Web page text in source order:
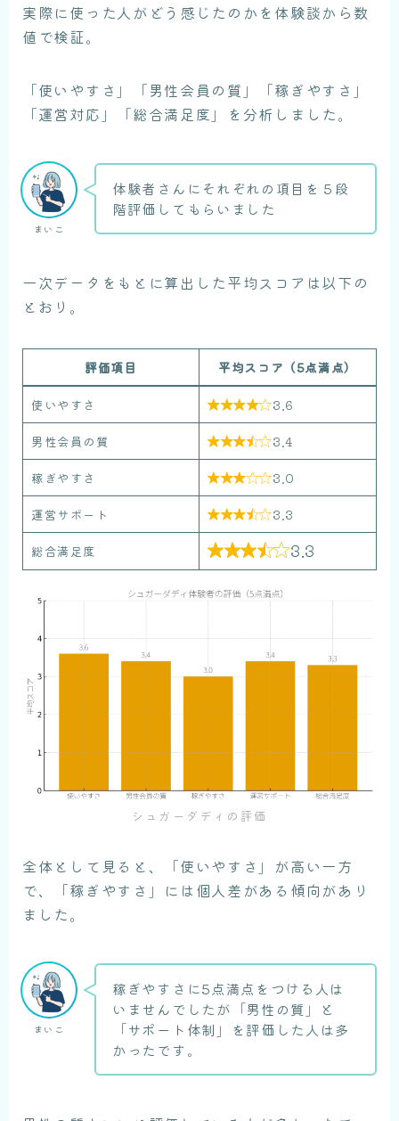
実際に使った人がどう感じたのかを体験談から数
値で検証。
「使いやすさ」「男性会員の質」「稼ぎやすさ」
「運営対応」「総合満足度」を分析しました。
まいこ
体験者さんにそれぞれの項目を５段
階評価してもらいました
一次データをもとに算出した平均スコアは以下の
とおり。
評価項目 平均スコア（5点満点）
使いやすさ 3.6
男性会員の質 3.4
稼ぎやすさ 3.0
運営サポート 3.3
総合満足度 3.3
シュガーダディの評価
全体として見ると、「使いやすさ」が高い一方
で、「稼ぎやすさ」には個人差がある傾向があり
ました。
まいこ
稼ぎやすさに5点満点をつける人は
いませんでしたが「男性の質」と
「サポート体制」を評価した人は多
かったです。